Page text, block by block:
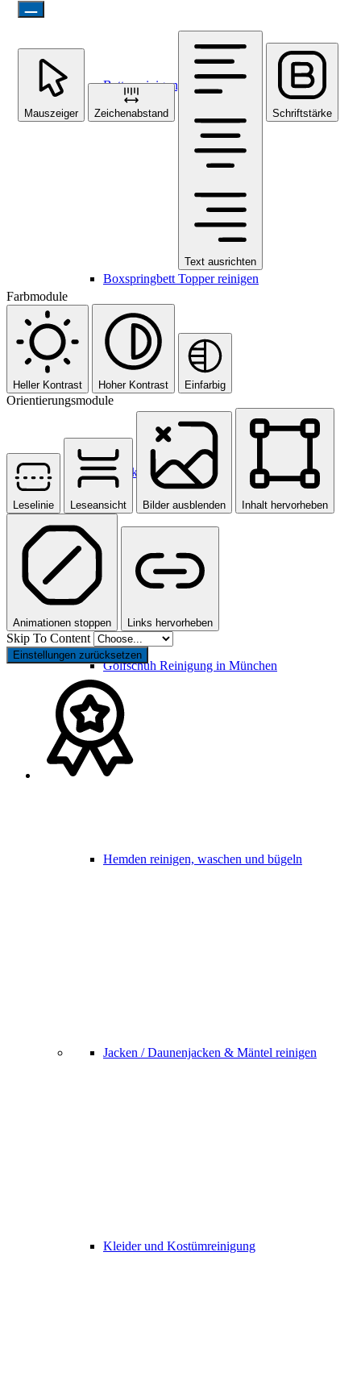
Bettenreinigung in München
Boxspringbett Topper reinigen
Brautkleid Reinigung
Golfschuh Reinigung in München
Hemden reinigen, waschen und bügeln
Jacken / Daunenjacken & Mäntel reinigen
Kleider und Kostümreinigung
Mauszeiger Zeichenabstand
Text ausrichten
Schriftstärke
Farbmodule
Heller Kontrast Hoher Kontrast Einfarbig
Orientierungsmodule
Leselinie Leseansicht Bilder ausblenden Inhalt hervorheben
Animationen stoppen Links hervorheben
Skip To Content
Einstellungen zurücksetzen